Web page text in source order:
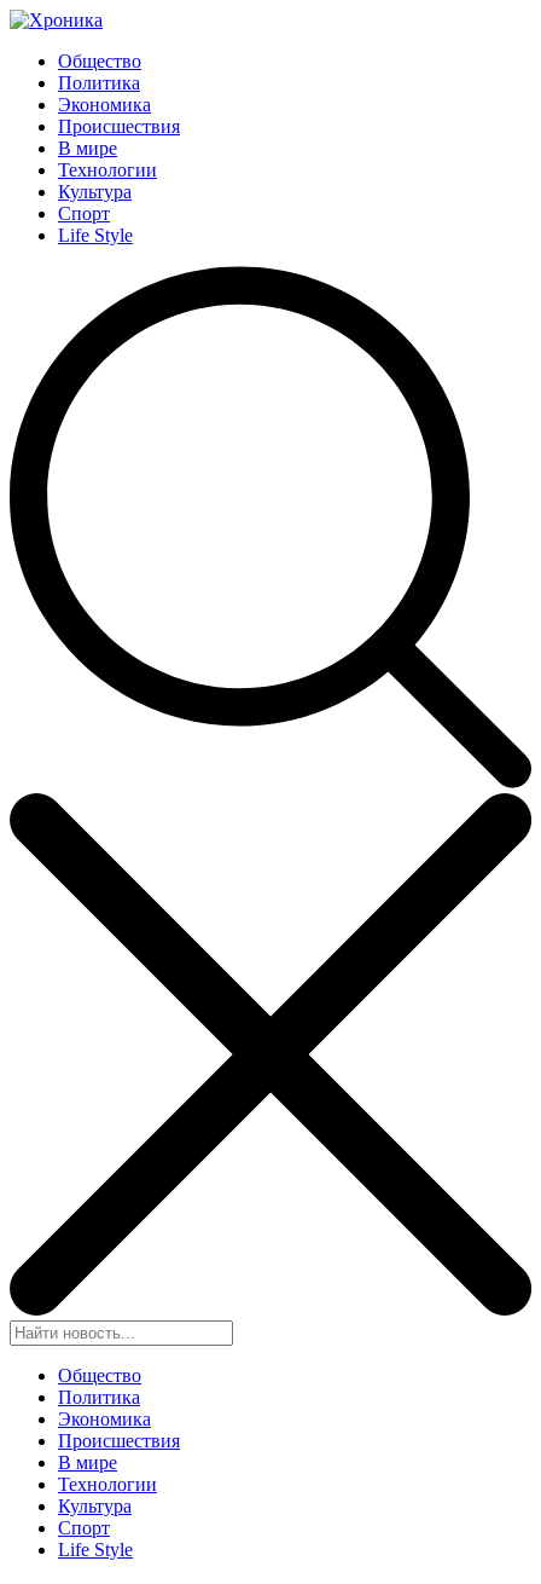
Общество
Политика
Экономика
Происшествия
В мире
Технологии
Культура
Спорт
Life Style
Общество
Политика
Экономика
Происшествия
В мире
Технологии
Культура
Спорт
Life Style